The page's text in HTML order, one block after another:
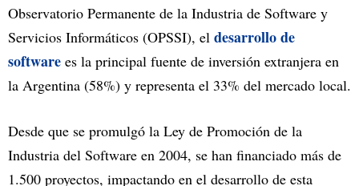
Observatorio Permanente de la Industria de Software y
Servicios Informáticos (OPSSI), el desarrollo de
software es la principal fuente de inversión extranjera en
la Argentina (58%) y representa el 33% del mercado local.
Desde que se promulgó la Ley de Promoción de la
Industria del Software en 2004, se han financiado más de
1.500 proyectos, impactando en el desarrollo de esta